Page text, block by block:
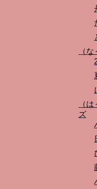
（
（
ズ